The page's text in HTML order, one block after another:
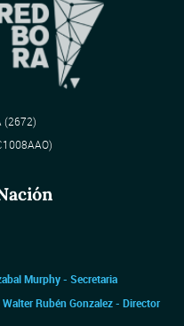
(2672)
Murphy - Secretaria
Walter Rubén Gonzalez - Director